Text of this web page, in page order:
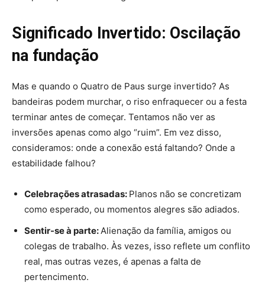
Significado Invertido: Oscilação
na fundação
Mas e quando o Quatro de Paus surge invertido? As
bandeiras podem murchar, o riso enfraquecer ou a festa
terminar antes de começar. Tentamos não ver as
inversões apenas como algo “ruim”. Em vez disso,
consideramos: onde a conexão está faltando? Onde a
estabilidade falhou?
Celebrações atrasadas: Planos não se concretizam
como esperado, ou momentos alegres são adiados.
Sentir-se à parte:Alienação da família, amigos ou
colegas de trabalho. Às vezes, isso reflete um conflito
real, mas outras vezes, é apenas a falta de
pertencimento.